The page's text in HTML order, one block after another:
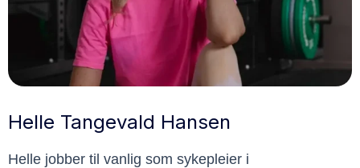
Helle Tangevald Hansen
Helle jobber til vanlig som sykepleier i